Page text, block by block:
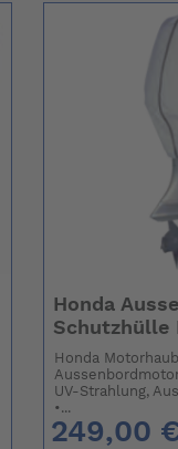
Honda
Schutzhülle
Honda
UV-Strahlung,
•...
249,00